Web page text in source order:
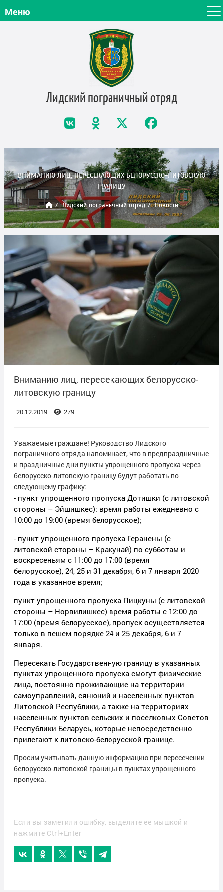
Меню
Лидский пограничныйотряд
ВНИМАНИЮ ЛИЦ, ПЕРЕСЕКАЮЩИХ БЕЛОРУССКО-ЛИТОВСКУЮ
ГРАНИЦУ
Лидский пограничный отряд Новости
Вниманию лиц, пересекающих белорусско-
литовскую границу
20.12.2019 279
Уважаемые граждане! Руководство Лидского
пограничного отряда напоминает, что в предпраздничные
и праздничные дни пункты упрощенного пропуска через
белорусско-литовскую границу будут работать по
следующему графику:
- пункт упрощенного пропуска Дотишки (с литовской
стороны – Эйшишкес): время работы ежедневно с
10:00 до 19:00 (время белорусское);
- пункт упрощенного пропуска Геранены (с
литовской стороны – Кракунай) по субботам и
воскресеньям с 11:00 до 17:00 (время
белорусское), 24, 25 и 31 декабря, 6 и 7 января 2020
года в указанное время;
пункт упрощенного пропуска Пицкуны (с литовской
стороны – Норвилишкес) время работы с 12:00 до
17:00 (время белорусское), пропуск осуществляется
только в пешем порядке 24 и 25 декабря, 6 и 7
января.
Пересекать Государственную границу в указанных
пунктах упрощенного пропуска смогут физические
лица, постоянно проживающие на территории
самоуправлений, сянюний и населенных пунктов
Литовской Республики, а также на территориях
населенных пунктов сельских и поселковых Советов
Республики Беларусь, которые непосредственно
прилегают к литовско-белорусской границе.
Просим учитывать данную информацию при пересечении
белорусско-литовской границы в пунктах упрощенного
пропуска.
Если вы заметили ошибку, выделите ее мышкой и
нажмите Ctrl+Enter